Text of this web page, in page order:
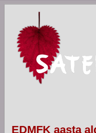
EDMFK aasta